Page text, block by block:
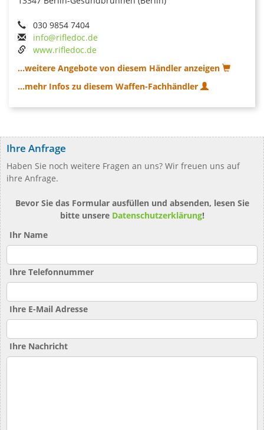
030 9854 7404
info@rifledoc.de
www.rifledoc.de
...weitere Angebote von diesem Händler anzeigen
...mehr Infos zu diesem Waffen-Fachhändler
Ihre Anfrage
Haben Sie noch weitere Fragen an uns? Wir freuen uns auf
ihre Anfrage.
Bevor Sie das Formular ausfüllen und absenden, lesen Sie
bitte unsere Datenschutzerklärung!
Ihr Name
Ihre Telefonnummer
Ihre E-Mail Adresse
Ihre Nachricht